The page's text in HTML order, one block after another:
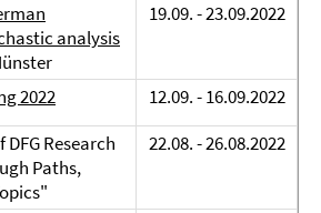
analysis
19.09. - 23.09.2022
2022
12.09. - 16.09.2022
Research
Paths,
22.08. - 26.08.2022